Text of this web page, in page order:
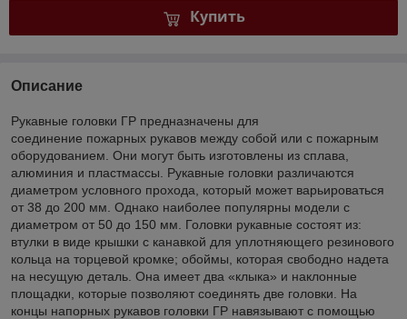
Купить
Описание
Рукавные головки ГР предназначены для
соединение пожарных рукавов между собой или с пожарным
оборудованием. Они могут быть изготовлены из сплава,
алюминия и пластмассы. Рукавные головки различаются
диаметром условного прохода, который может варьироваться
от 38 до 200 мм. Однако наиболее популярны модели с
диаметром от 50 до 150 мм. Головки рукавные состоят из:
втулки в виде крышки с канавкой для уплотняющего резинового
кольца на торцевой кромке; обоймы, которая свободно надета
на несущую деталь. Она имеет два «клыка» и наклонные
площадки, которые позволяют соединять две головки. На
концы напорных рукавов головки ГР навязывают с помощью